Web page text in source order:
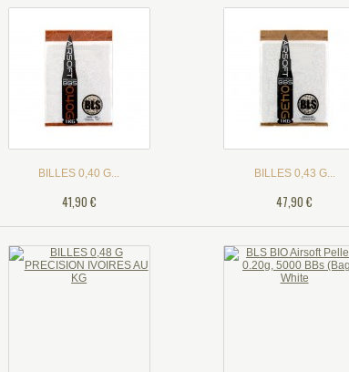
BILLES 0,40 G...
41,90 €
BILLES 0,43 G...
47,90 €